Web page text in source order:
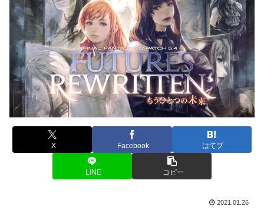
X Facebook はてブ
LINE コピー
2021.01.26